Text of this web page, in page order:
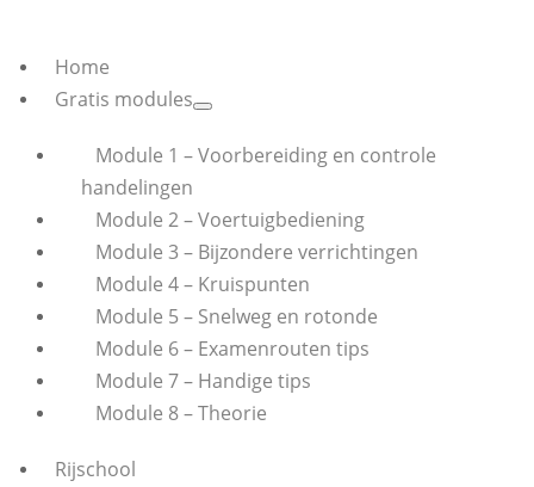
Home
Gratis modules
Module 1 – Voorbereiding en controle
handelingen
Module 2 – Voertuigbediening
Module 3 – Bijzondere verrichtingen
Module 4 – Kruispunten
Module 5 – Snelweg en rotonde
Module 6 – Examenrouten tips
Module 7 – Handige tips
Module 8 – Theorie
Rijschool